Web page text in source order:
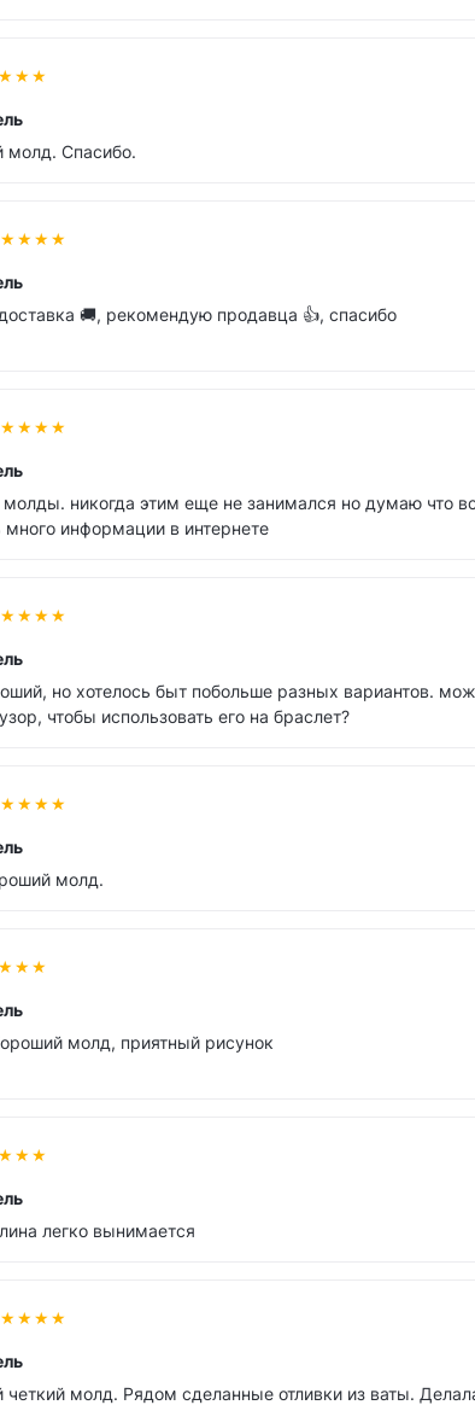
★★★
молд. Спасибо.
★★★★
🚚, рекомендую продавца 👍, спасибо
★★★★
молды. никогда этим еще не занимался но думаю что
много информации в интернете
★★★★
но хотелось быт побольше разных вариантов.
чтобы использовать его на браслет?
★★★★
молд.
★★★
молд, приятный рисунок
★★★
легко вынимается
★★★★
четкий молд. Рядом сделанные отливки из ваты.